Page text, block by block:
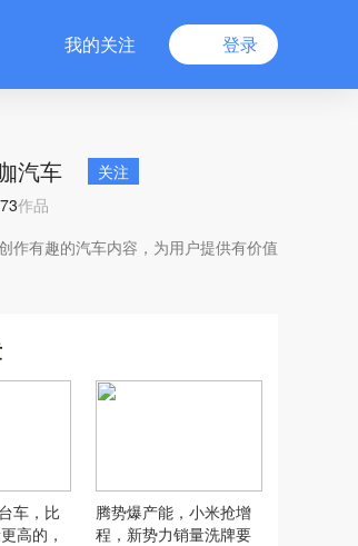
我的关注 登录
汽车
关注
作品
作有趣的汽车内容，为用户提供有价值
车，比
高的，
腾势爆产能，小米抢增
程，新势力销量洗牌要